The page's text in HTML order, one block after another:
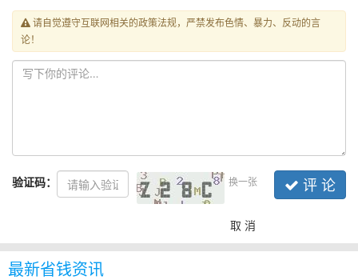
请自觉遵守互联网相关的政策法规，严禁发布色情、暴力、反动的言
论！
验证码： 换一张 评 论
取 消
最新省钱资讯